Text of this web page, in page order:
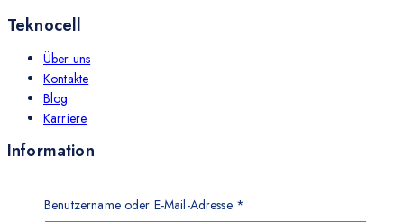
Teknocell
Über uns
Kontakte
Blog
Karriere
Information
Widerrufsrecht
Benutzername oder E-Mail-Adresse *